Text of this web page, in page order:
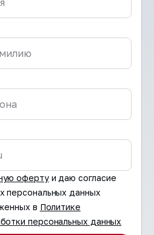
офертуи даю согласие
персональных данных
в Политике
персональных данных